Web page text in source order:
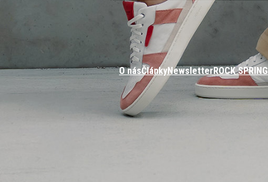
O násČlánkyNewsletterROCK SPRING